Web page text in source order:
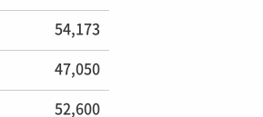
54,173
47,050
52,600